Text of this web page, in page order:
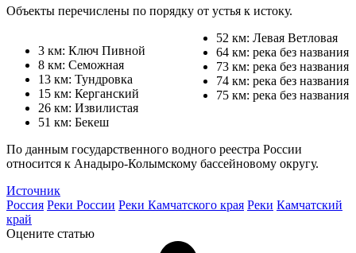
Объекты перечислены по порядку от устья к истоку.
3 км: Ключ Пивной
8 км: Семожная
13 км: Тундровка
15 км: Керганский
26 км: Извилистая
51 км: Бекеш
52 км: Левая Ветловая
64 км: река без названия
73 км: река без названия
74 км: река без названия
75 км: река без названия
По данным государственного водного реестра России
относится к Анадыро-Колымскому бассейновому округу.
Источник
Россия Реки России Реки Камчатского края Реки Камчатский
край
Оцените статью